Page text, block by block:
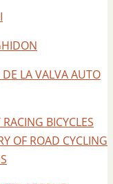
LA VALVA AUTO
BICYCLES
OF ROAD CYCLING